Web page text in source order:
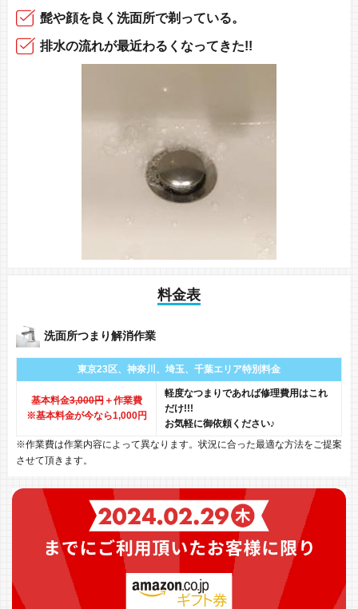
髭や顔を良く洗面所で剃っている。
排水の流れが最近わるくなってきた!!
料金表
洗面所つまり解消作業
東京23区、神奈川、 埼玉、千葉エリア特別料金
基本料金3,000円＋作業費
※基本料金が今なら1,000円
軽度なつまりであれば修理費用はこれ
だけ!!!
お気軽に御依頼ください♪
※作業費は作業内容によって異なります。状況に合った最適な方法をご提案
させて頂きます。